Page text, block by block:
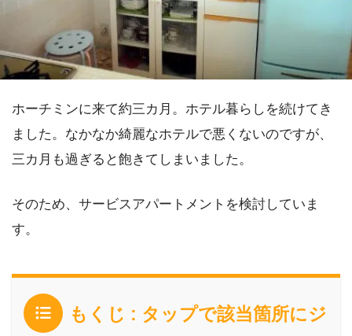
ホーチミンに来て約三カ月。ホテル暮らしを続けてき
ました。なかなか綺麗なホテルで悪くないのですが、
三カ月も過ぎると飽きてしまいました。
そのため、サービスアパートメントを検討していま
す。
もくじ : タップで該当箇所にジ